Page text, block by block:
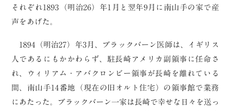
それぞれ1893（明治26）年1月と翌年9月に南山手の家で産
声をあげた。
1894（明治27）年3月、ブラックバーン医師は、イギリス
人であるにもかかわらず、駐長崎アメリカ副領事に任命さ
れ、ウィリアム・アバクロンビー領事が長崎を離れている
間、南山手14番地（現在の旧オルト住宅）の領事館で業務
にあたった。ブラックバーン一家は長崎で幸せな日々を送っ